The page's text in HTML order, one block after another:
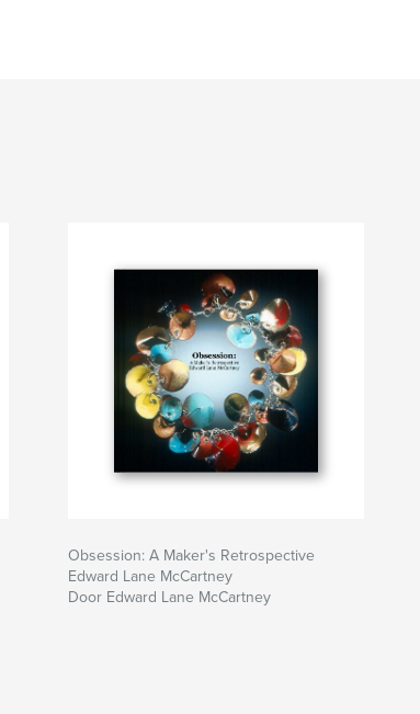
Obsession: A Maker's Retrospective
Edward Lane McCartney
Door Edward Lane McCartney